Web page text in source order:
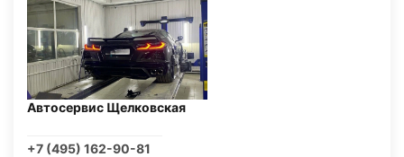
Автосервис Щелковская
+7 (495) 162-90-81